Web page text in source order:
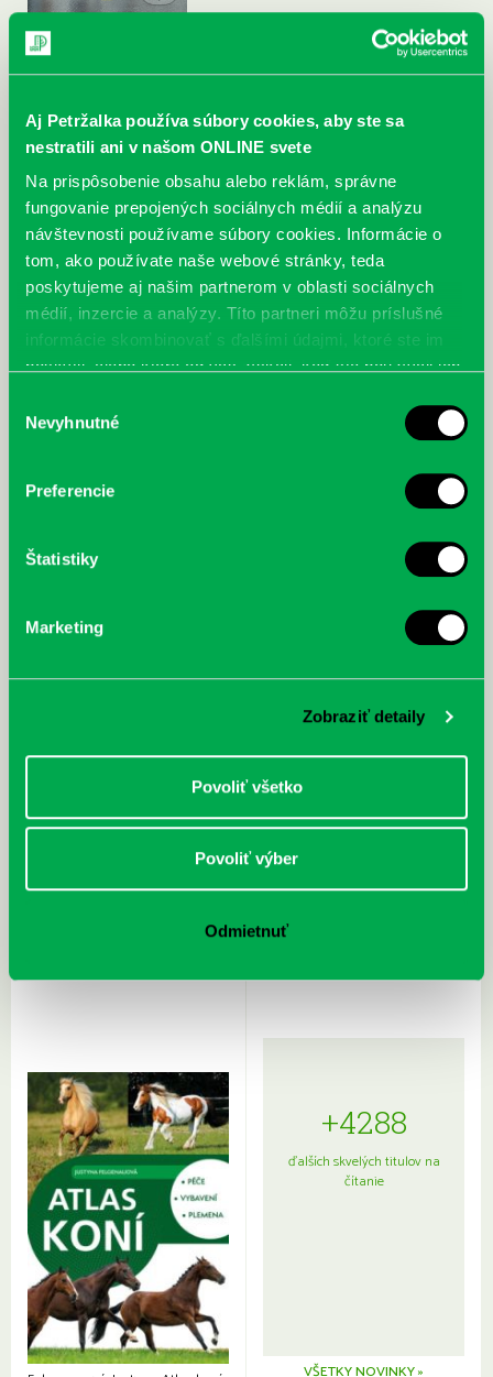
Aj Petržalka používa súbory cookies, aby ste sa
nestratili ani v našom ONLINE svete
Na prispôsobenie obsahu alebo reklám, správne
fungovanie prepojených sociálnych médií a analýzu
návštevnosti používame súbory cookies. Informácie o
tom, ako používate naše webové stránky, teda
poskytujeme aj našim partnerom v oblasti sociálnych
médií, inzercie a analýzy. Títo partneri môžu príslušné
informácie skombinovať s ďalšími údajmi, ktoré ste im
poskytli, alebo ktoré od vás získali, keď ste používali ich
súhlasu
Nevyhnutné
Preferencie
Štatistiky
Marketing
Zobraziť detaily
Povoliť všetko
Povoliť výber
Odmietnuť
McGrath, Andy: Tadej Pogačar:
nezastaviteľný
Sprievodca po hviezdnej oblohe
kompletný sprievodca
+4288
ďalších skvelých titulov na
čítanie
VŠETKY NOVINKY »